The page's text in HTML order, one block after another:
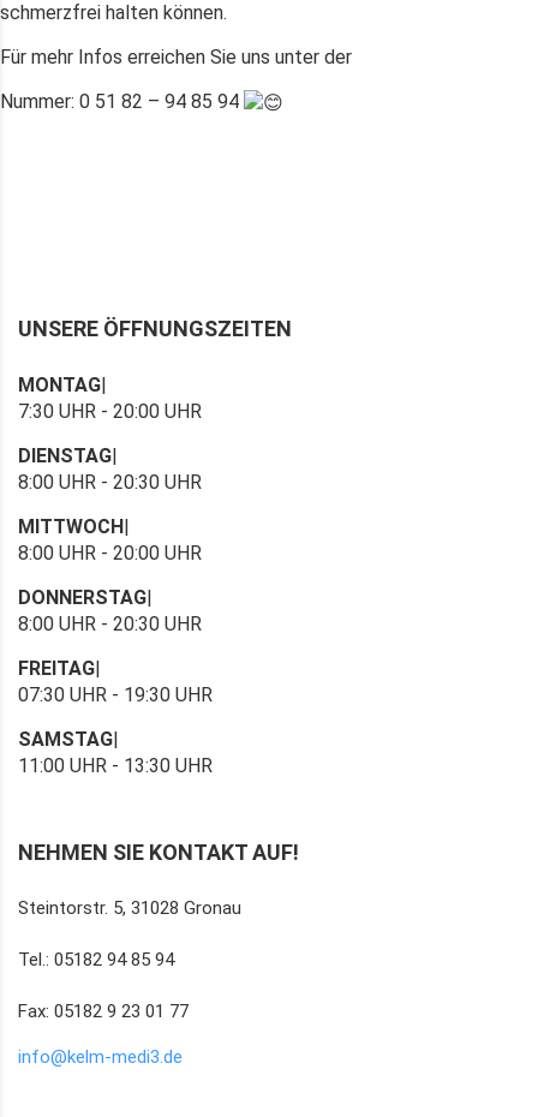
schmerzfrei halten können.
Für mehr Infos erreichen Sie uns unter der
Nummer: 0 51 82 – 94 85 94
UNSERE ÖFFNUNGSZEITEN
MONTAG|
7:30 UHR - 20:00 UHR
DIENSTAG|
8:00 UHR - 20:30 UHR
MITTWOCH|
8:00 UHR - 20:00 UHR
DONNERSTAG|
8:00 UHR - 20:30 UHR
FREITAG|
07:30 UHR - 19:30 UHR
SAMSTAG|
11:00 UHR - 13:30 UHR
NEHMEN SIE KONTAKT AUF!
Steintorstr. 5, 31028 Gronau
Tel.: 05182 94 85 94
Fax: 05182 9 23 01 77
info@kelm-medi3.de